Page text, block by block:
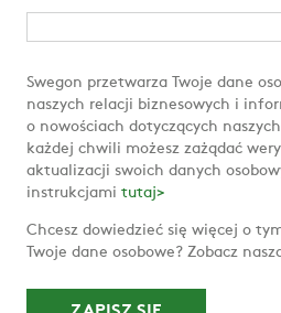
Swegon przetwarza Twoje dane
naszych relacji biznesowych i
o nowościach dotyczących
każdej chwili możesz zażądać
aktualizacji swoich danych
instrukcjami tutaj>
Chcesz dowiedzieć się więcej o
Twoje dane osobowe? Zobacz